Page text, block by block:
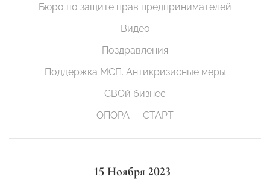
Бюро по защите прав предпринимателей
Видео
Поздравления
Поддержка МСП. Антикризисные меры
СВОй бизнес
ОПОРА — СТАРТ
15 Ноября 2023